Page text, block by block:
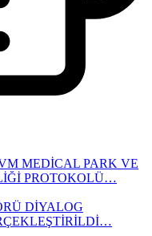
MEDİCAL PARK VE
PROTOKOLÜ…
DİYALOG